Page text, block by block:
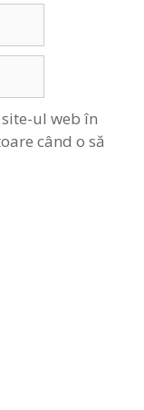
ul web în
când o să